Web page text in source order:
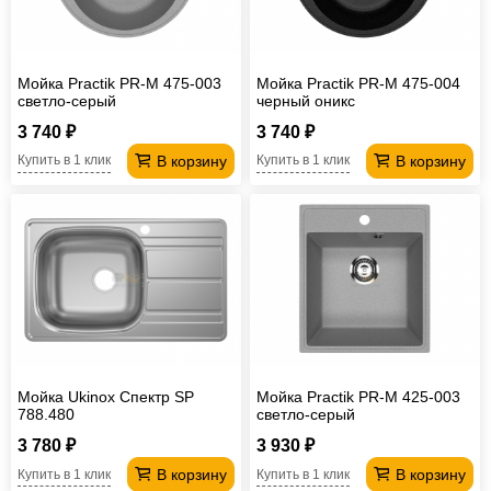
Мойка Practik PR-M 475-003
светло-серый
3 740 ₽
В корзину
Купить в 1 клик
Мойка Practik PR-M 475-004
черный оникс
3 740 ₽
В корзину
Купить в 1 клик
Мойка Ukinox Спектр SP
788.480
3 780 ₽
В корзину
Купить в 1 клик
Мойка Practik PR-M 425-003
светло-серый
3 930 ₽
В корзину
Купить в 1 клик